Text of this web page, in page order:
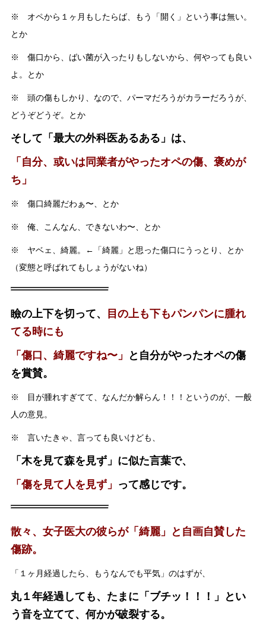
※ オペから１ヶ月もしたらば、もう「開く」という事は無い。
とか
※ 傷口から、ばい菌が入ったりもしないから、何やっても良い
よ。とか
※ 頭の傷もしかり、なので、パーマだろうがカラーだろうが、
どうぞどうぞ。とか
そして「最大の外科医あるある」は、
「自分、或いは同業者がやったオペの傷、褒めが
ち」
※ 傷口綺麗だわぁ〜、とか
※ 俺、こんなん、できないわ〜、とか
※ ヤベェ、綺麗。←「綺麗」と思った傷口にうっとり、とか
（変態と呼ばれてもしょうがないね）
瞼の上下を切って、
目の上も下もパンパンに腫れ
てる時にも
「傷口、綺麗ですね〜」
と自分がやったオペの傷
を賞賛。
※ 目が腫れすぎてて、なんだか解らん！！！というのが、一般
人の意見。
※ 言いたきゃ、言っても良いけども、
「木を見て森を見ず」に似た言葉で、
「傷を見て人を見ず」 って感じです。
散々、女子医大の彼らが「綺麗」と自画自賛した
傷跡。
「１ヶ月経過したら、もうなんでも平気」のはずが、
丸１年経過しても、たまに「ブチッ！！！」とい
う音を立てて、何かが破裂する。